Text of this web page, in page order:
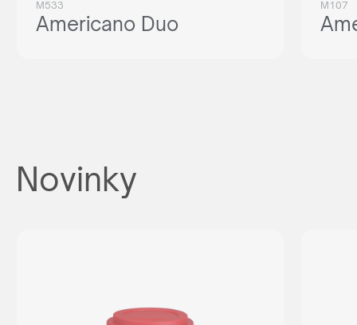
M533
Americano Duo
M107
Novinky